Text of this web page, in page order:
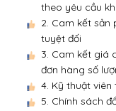
theo yêu cầu
2. Cam kết
tuyệt đối
3. Cam kết giá
đơn hàng số
4. Kỹ thuật
5. Chính sách